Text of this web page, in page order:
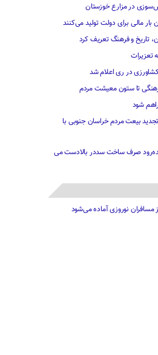
مالی برای دولت تولید می‌کنند
تاریخ و فرهنگ تعریف کرد
در ری اعلام شد
تا ستون معیشت مردم
شود
فریاد استغاثه در ایستگاه 76؛تجدید بیعت مردم خراسان جنوبی با
صرف ساخت سددر بالادست می
مسافران نوروزی آماده می‌شود